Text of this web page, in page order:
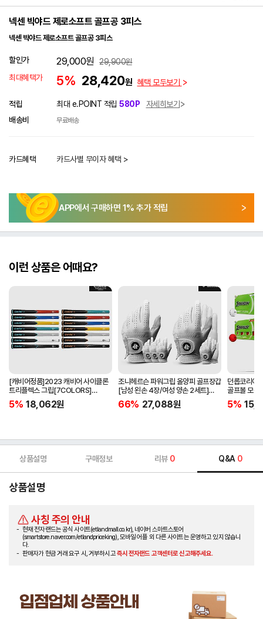
넥센 빅야드 제로소프트 골프공 3피스
넥센 빅야드 제로소프트 골프공 3피스
할인가 29,000원 29,900원
최대혜택가
5% 28,420원 혜택 모두보기
적립 최대 e.POINT 적립 580P
자세히보기
배송비
무료배송
카드혜택 카드사별 무이자 혜택 >
APP에서 구매하면 1% 추가 적립
이런 상품은 어때요?
[캐비어정품]2023 캐비어 사이클론
트리플렉스 그립[7COLORS]
[라운드][39g/42g/46g/50g]
[R/S 토크]
5% 18,062원
조니헤르슨 파워그립 올양피 골프장갑
[남성 왼손 4장/여성 양손 2세트]
[화이트][케이스포함]
66% 27,088원
던롭코리아
골프볼 모
[2피스/12
5%
상품설명 구매정보 리뷰 0 Q&A 0
상품설명
사칭 주의 안내
현재 전자랜드는 공식 사이트(etlandmall.co.kr), 네이버 스마트스토어
(smartstore.naver.com/etlandpriceking), 모바일 어플 외 다른 사이트는 운영하고 있지 않습니
다.
판매자가 현금 거래 요구 시, 거부하시고즉시 전자랜드 고객센터로 신고해주세요.